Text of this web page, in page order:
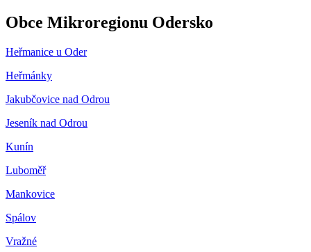
Obce Mikroregionu Odersko
Heřmanice u Oder
Heřmánky
Jakubčovice nad Odrou
Jeseník nad Odrou
Kunín
Luboměř
Mankovice
Spálov
Vražné